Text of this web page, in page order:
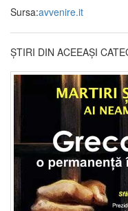
Sursa:avvenire.it
ȘTIRI DIN ACEEAȘI